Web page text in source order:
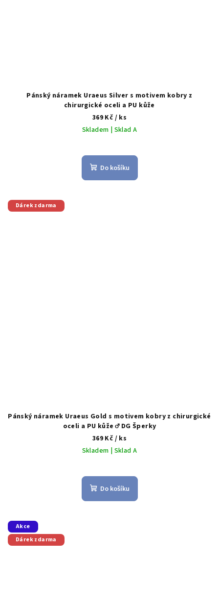
Pánský náramek Uraeus Silver s motivem kobry z
chirurgické oceli a PU kůže
369 Kč / ks
Skladem | Sklad A
Do košíku
Dárek zdarma
Pánský náramek Uraeus Gold s motivem kobry z chirurgické
oceli a PU kůže ♂️ DG Šperky
369 Kč / ks
Skladem | Sklad A
Do košíku
Akce
Dárek zdarma